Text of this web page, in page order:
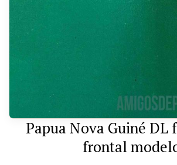
Papua Nova Guiné DL
frontal